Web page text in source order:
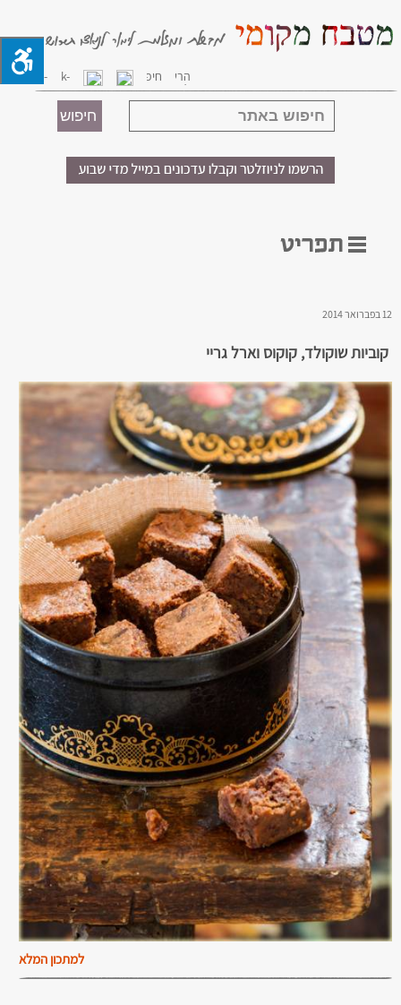
12 בפברואר 2014
קוביות שוקולד, קוקוס וארל גריי
למתכון המלא